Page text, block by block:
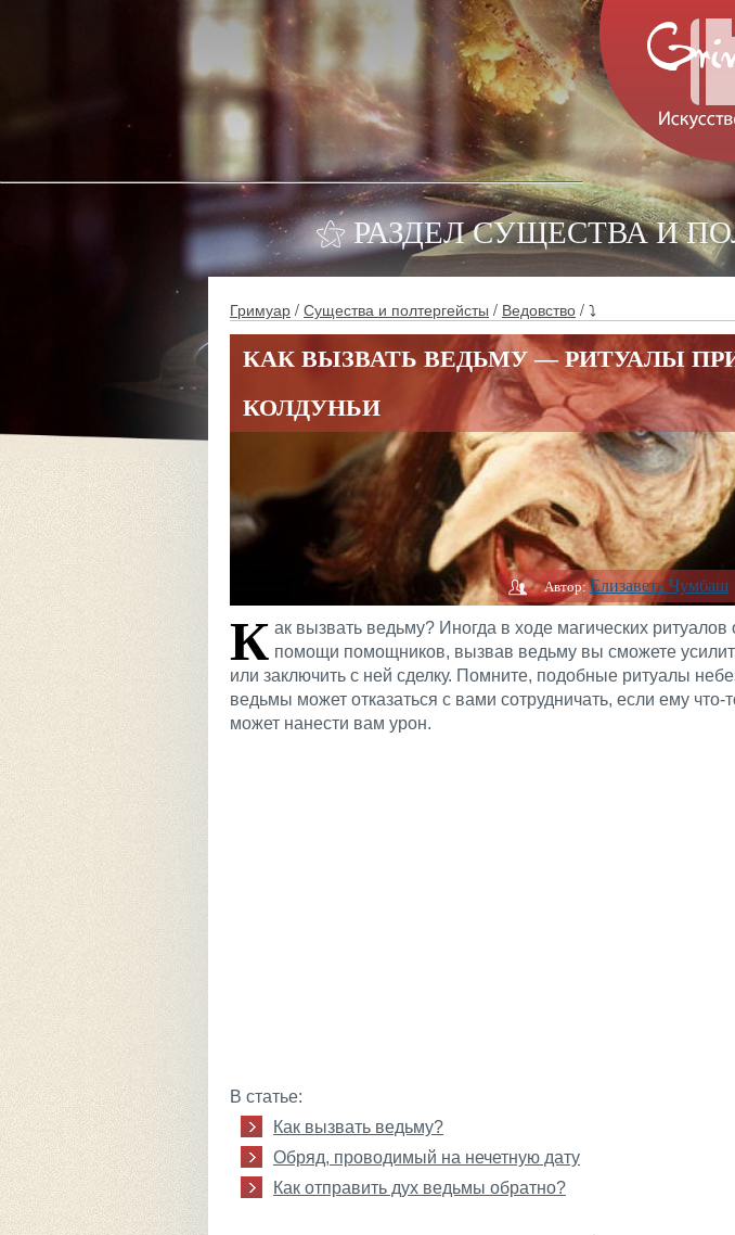
⚝ РАЗДЕЛ СУЩЕСТВА И
Гримуар / Существа и полтергейсты / Ведовство / ⤵
КАК ВЫЗВАТЬ ВЕДЬМУ — РИТУАЛЫ
КОЛДУНЬИ
Автор: Елизавета Чумбаш
К ак вызвать ведьму? Иногда в ходе магических ритуалов
помощи помощников, вызвав ведьму вы сможете
или заключить с ней сделку. Помните, подобные ритуалы
ведьмы может отказаться с вами сотрудничать, если ему что-
может нанести вам урон.
В статье:
Как вызвать ведьму?
Обряд, проводимый на нечетную дату
Как отправить дух ведьмы обратно?